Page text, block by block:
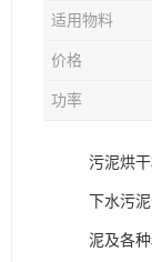
适用物料
价格
功率
污泥烘
下水污
泥及各